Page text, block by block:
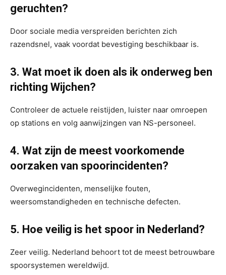
geruchten?
Door sociale media verspreiden berichten zich
razendsnel, vaak voordat bevestiging beschikbaar is.
3. Wat moet ik doen als ik onderweg ben
richting Wijchen?
Controleer de actuele reistijden, luister naar omroepen
op stations en volg aanwijzingen van NS-personeel.
4. Wat zijn de meest voorkomende
oorzaken van spoorincidenten?
Overwegincidenten, menselijke fouten,
weersomstandigheden en technische defecten.
5. Hoe veilig is het spoor in Nederland?
Zeer veilig. Nederland behoort tot de meest betrouwbare
spoorsystemen wereldwijd.